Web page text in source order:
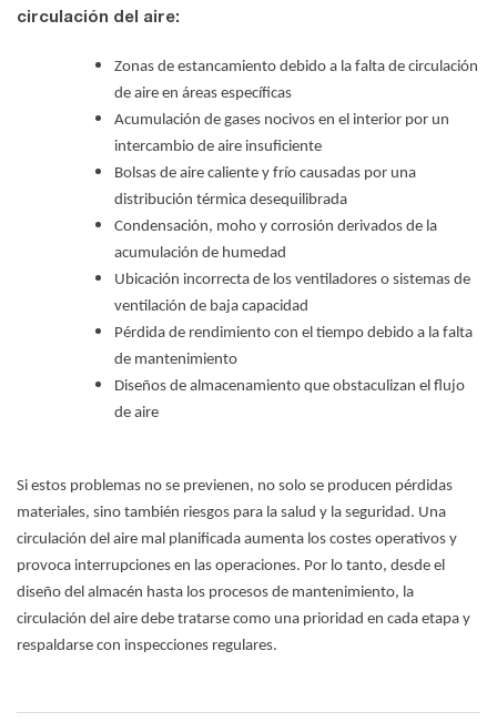
circulación del aire:
Zonas de estancamiento debido a la falta de circulación
de aire en áreas específicas
Acumulación de gases nocivos en el interior por un
intercambio de aire insuficiente
Bolsas de aire caliente y frío causadas por una
distribución térmica desequilibrada
Condensación, moho y corrosión derivados de la
acumulación de humedad
Ubicación incorrecta de los ventiladores o sistemas de
ventilación de baja capacidad
Pérdida de rendimiento con el tiempo debido a la falta
de mantenimiento
Diseños de almacenamiento que obstaculizan el flujo
de aire
Si estos problemas no se previenen, no solo se producen pérdidas
materiales, sino también riesgos para la salud y la seguridad. Una
circulación del aire mal planificada aumenta los costes operativos y
provoca interrupciones en las operaciones. Por lo tanto, desde el
diseño del almacén hasta los procesos de mantenimiento, la
circulación del aire debe tratarse como una prioridad en cada etapa y
respaldarse con inspecciones regulares.